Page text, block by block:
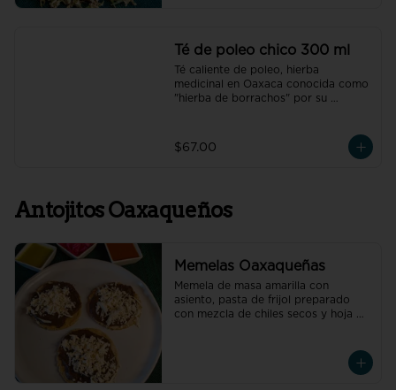
Té de poleo chico 300 ml
Té caliente de poleo, hierba
medicinal en Oaxaca conocida como
"hierba de borrachos" por su
$67.00
Antojitos Oaxaqueños
Memelas Oaxaqueñas
Memela de masa amarilla con
asiento, pasta de frijol preparado
con mezcla de chiles secos y hoja de